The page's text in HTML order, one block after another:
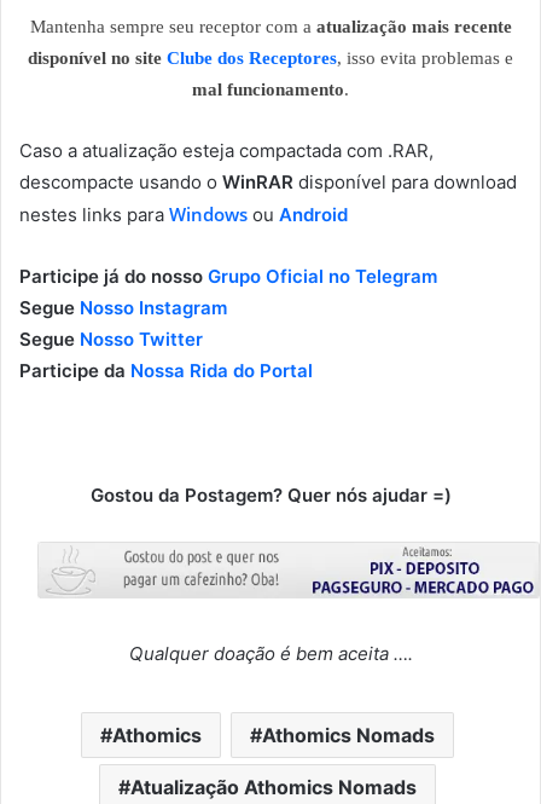
Mantenha sempre seu receptor com a atualização mais recente
disponível no site Clube dos Receptores, isso evita problemas e
mal funcionamento.
Caso a atualização esteja compactada com .RAR,
descompacte usando o WinRAR disponível para download
nestes links para Windows ou Android
Participe já do nosso Grupo Oficial no Telegram
Segue Nosso Instagram
Segue Nosso Twitter
Participe da Nossa Rida do Portal
Gostou da Postagem? Quer nós ajudar =)
Qualquer doação é bem aceita ….
Athomics Athomics Nomads
Atualização Athomics Nomads